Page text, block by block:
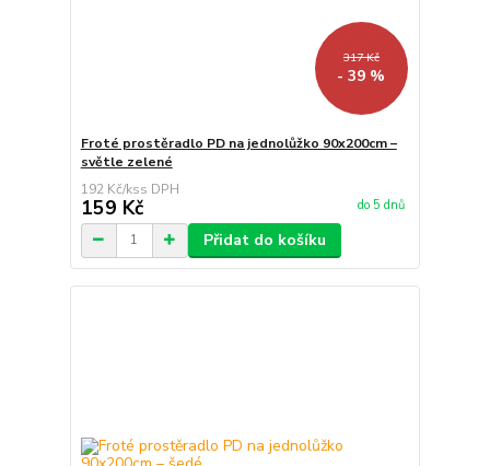
317 Kč
- 39 %
Froté prostěradlo PD na jednolůžko 90x200cm –
světle zelené
192 Kč/ks
159 Kč do 5 dnů
Přidat do košíku